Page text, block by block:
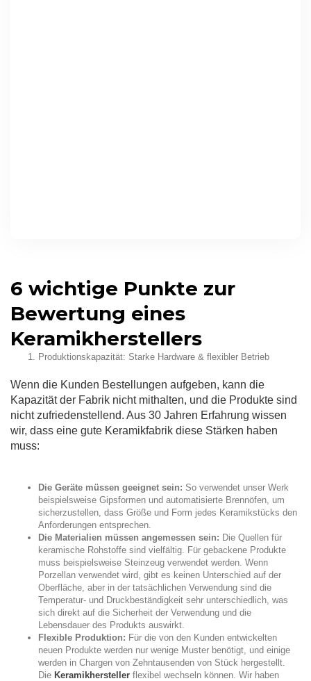
6 wichtige Punkte zur
Bewertung eines
Keramikherstellers
Produktionskapazität: Starke Hardware & flexibler Betrieb
Wenn die Kunden Bestellungen aufgeben, kann die
Kapazität der Fabrik nicht mithalten, und die Produkte sind
nicht zufriedenstellend. Aus 30 Jahren Erfahrung wissen
wir, dass eine gute Keramikfabrik diese Stärken haben
muss:
Die Geräte müssen geeignet sein: So verwendet unser Werk
beispielsweise Gipsformen und automatisierte Brennöfen, um
sicherzustellen, dass Größe und Form jedes Keramikstücks den
Anforderungen entsprechen.
Die Materialien müssen angemessen sein: Die Quellen für
keramische Rohstoffe sind vielfältig. Für gebackene Produkte
muss beispielsweise Steinzeug verwendet werden. Wenn
Porzellan verwendet wird, gibt es keinen Unterschied auf der
Oberfläche, aber in der tatsächlichen Verwendung sind die
Temperatur- und Druckbeständigkeit sehr unterschiedlich, was
sich direkt auf die Sicherheit der Verwendung und die
Lebensdauer des Produkts auswirkt.
Flexible Produktion: Für die von den Kunden entwickelten
neuen Produkte werden nur wenige Muster benötigt, und einige
werden in Chargen von Zehntausenden von Stück hergestellt.
Die Keramikhersteller flexibel wechseln können. Wir haben